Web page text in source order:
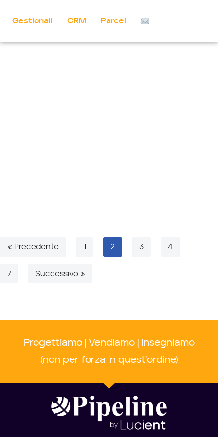
Gestionali CRM Parcel
« Precedente 1 2 3 4
7 Successivo »
Progettiamo | Vendiamo | Insegniamo
(non per forza in quest'ordine)